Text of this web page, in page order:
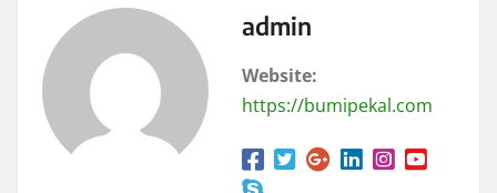
admin
Website:
https://bumipekal.com